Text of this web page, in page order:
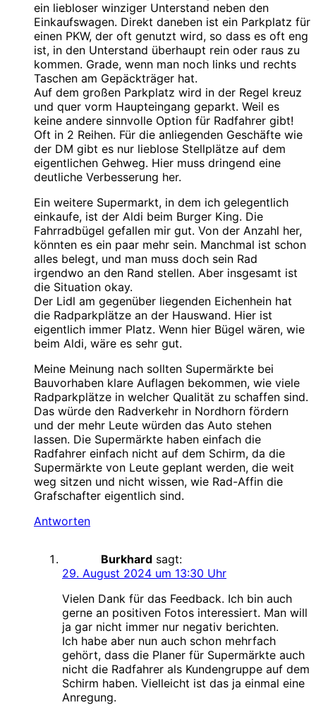
ein liebloser winziger Unterstand neben den
Einkaufswagen. Direkt daneben ist ein Parkplatz für
einen PKW, der oft genutzt wird, so dass es oft eng
ist, in den Unterstand überhaupt rein oder raus zu
kommen. Grade, wenn man noch links und rechts
Taschen am Gepäckträger hat.
Auf dem großen Parkplatz wird in der Regel kreuz
und quer vorm Haupteingang geparkt. Weil es
keine andere sinnvolle Option für Radfahrer gibt!
Oft in 2 Reihen. Für die anliegenden Geschäfte wie
der DM gibt es nur lieblose Stellplätze auf dem
eigentlichen Gehweg. Hier muss dringend eine
deutliche Verbesserung her.
Ein weitere Supermarkt, in dem ich gelegentlich
einkaufe, ist der Aldi beim Burger King. Die
Fahrradbügel gefallen mir gut. Von der Anzahl her,
könnten es ein paar mehr sein. Manchmal ist schon
alles belegt, und man muss doch sein Rad
irgendwo an den Rand stellen. Aber insgesamt ist
die Situation okay.
Der Lidl am gegenüber liegenden Eichenhein hat
die Radparkplätze an der Hauswand. Hier ist
eigentlich immer Platz. Wenn hier Bügel wären, wie
beim Aldi, wäre es sehr gut.
Meine Meinung nach sollten Supermärkte bei
Bauvorhaben klare Auflagen bekommen, wie viele
Radparkplätze in welcher Qualität zu schaffen sind.
Das würde den Radverkehr in Nordhorn fördern
und der mehr Leute würden das Auto stehen
lassen. Die Supermärkte haben einfach die
Radfahrer einfach nicht auf dem Schirm, da die
Supermärkte von Leute geplant werden, die weit
weg sitzen und nicht wissen, wie Rad-Affin die
Grafschafter eigentlich sind.
Antworten
Burkhard sagt:
29. August 2024 um 13:30 Uhr
Vielen Dank für das Feedback. Ich bin auch
gerne an positiven Fotos interessiert. Man will
ja gar nicht immer nur negativ berichten.
Ich habe aber nun auch schon mehrfach
gehört, dass die Planer für Supermärkte auch
nicht die Radfahrer als Kundengruppe auf dem
Schirm haben. Vielleicht ist das ja einmal eine
Anregung.